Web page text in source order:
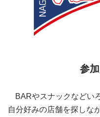
参
BARやスナックなどい
自分好みの店舗を探しな